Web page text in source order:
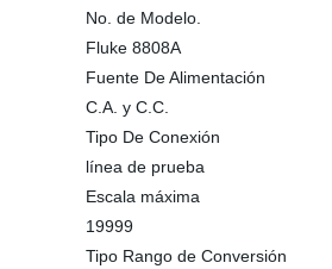
No. de Modelo.
Fluke 8808A
Fuente De Alimentación
C.A. y C.C.
Tipo De Conexión
línea de prueba
Escala máxima
19999
Tipo Rango de Conversión